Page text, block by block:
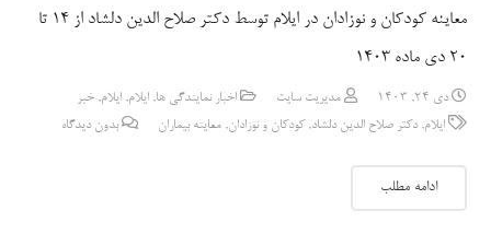
معاینه کودکان و نوزادان در ایلام توسط دکتر صلاح الدین دلشاد از 14 تا
20 دی ماده 1403
دی 24, 1403 مدیریت سایت اخبار نمایندگی ها,ایلام,ایلام,خبر
ایلام,دکتر صلاح الدین دلشاد,کودکان و نوزادان,معاینه بیماران بدون دیدگاه
ادامه مطلب